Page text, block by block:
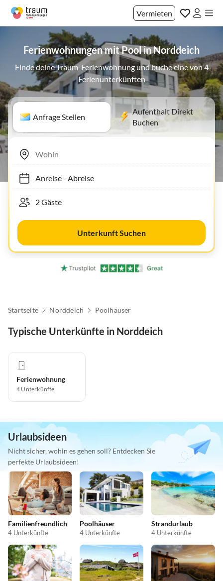
Vermieten
Ferienwohnungen mit Pool in Norddeich
Finde deine Traum-Ferienwohnung und buche eine von 4
Ferienunterkünften
Anfrage Stellen
Aufenthalt Direkt
Buchen
Anreise- Abreise
Unterkunft Suchen
Startseite Norddeich Poolhäuser
Typische Unterkünfte in Norddeich
Ferienwohnung
4 Unterkünfte
Urlaubsideen
Nicht sicher, wohin es gehen soll? Entdecken Sie
perfekte Urlaubsideen!
Familienfreundlich
4 Unterkünfte
Poolhäuser
4 Unterkünfte
Strandurlaub
4 Unterkünfte